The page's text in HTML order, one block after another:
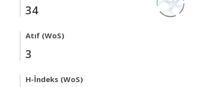
34
Atıf (WoS)
3
H-İndeks (WoS)